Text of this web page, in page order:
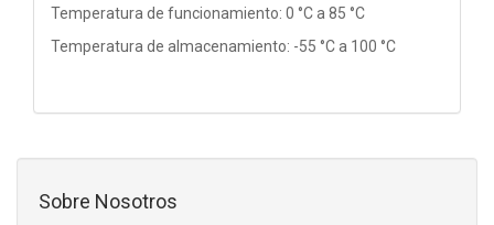
Temperatura de funcionamiento: 0 °C a 85 °C
Temperatura de almacenamiento: -55 °C a 100 °C
Sobre Nosotros